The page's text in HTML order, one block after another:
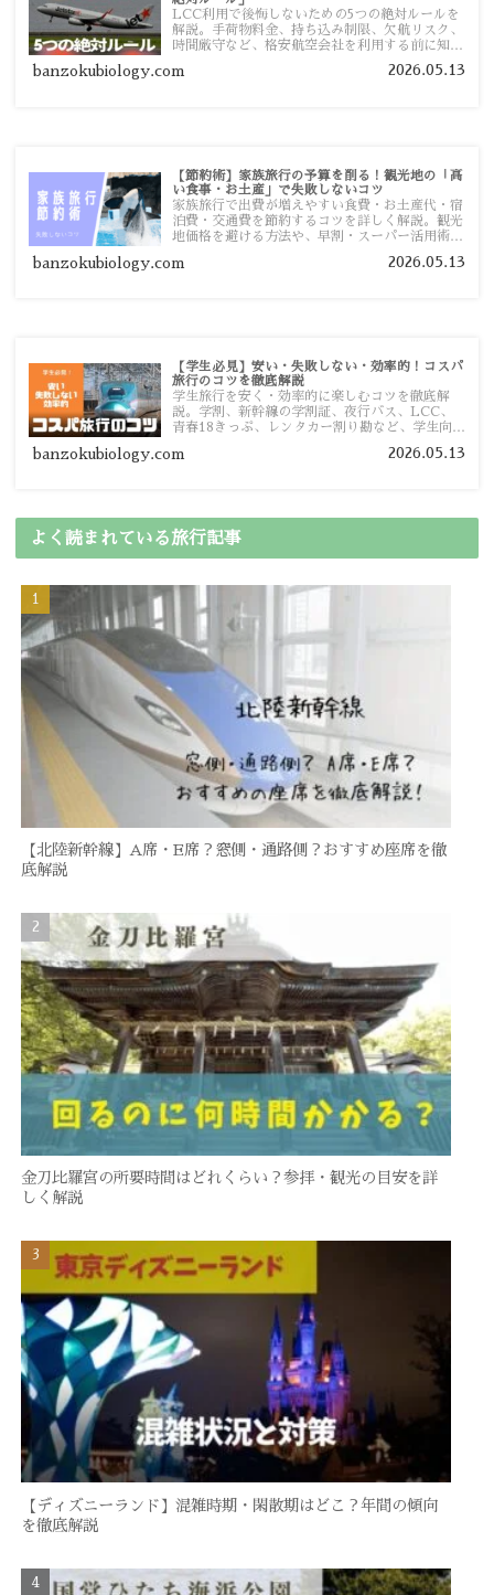
LCC利用で後悔しないための5つの絶対ルールを
解説。手荷物料金、持ち込み制限、欠航リスク、
時間厳守など、格安航空会社を利用する前に知っ
す。
banzokubiology.com 2026.05.13
【節約術】家族旅行の予算を削る！観光地の「高
い食事・お土産」で失敗しないコツ
家族旅行で出費が増えやすい食費・お土産代・宿
泊費・交通費を節約するコツを詳しく解説。観光
地価格を避ける方法や、早割・スーパー活用術、
banzokubiology.com 2026.05.13
【学生必見】安い・失敗しない・効率的！コスパ
旅行のコツを徹底解説
学生旅行を安く・効率的に楽しむコツを徹底解
説。学割、新幹線の学割証、夜行バス、LCC、
青春18きっぷ、レンタカー割り勘など、学生向け
banzokubiology.com 2026.05.13
よく読まれている旅行記事
【北陸新幹線】A席・E席？窓側・通路側？おすすめ座席を徹
底解説
金刀比羅宮の所要時間はどれくらい？参拝・観光の目安を詳
しく解説
【ディズニーランド】混雑時期・閑散期はどこ？年間の傾向
を徹底解説